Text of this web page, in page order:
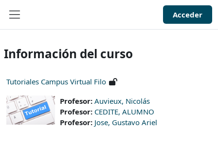
Acceder
Información del curso
Tutoriales Campus Virtual Filo
Profesor: Auvieux, Nicolás
Profesor: CEDITE, ALUMNO
Profesor: Jose, Gustavo Ariel